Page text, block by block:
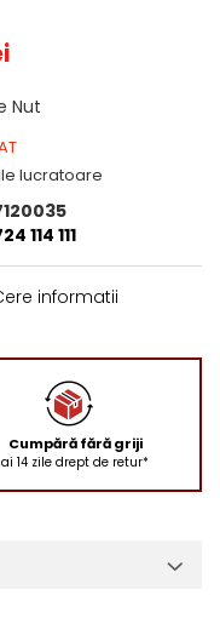
Nut
lucratoare
114 111
informatii
Cumpără fără griji
ai 14 zile drept de retur*